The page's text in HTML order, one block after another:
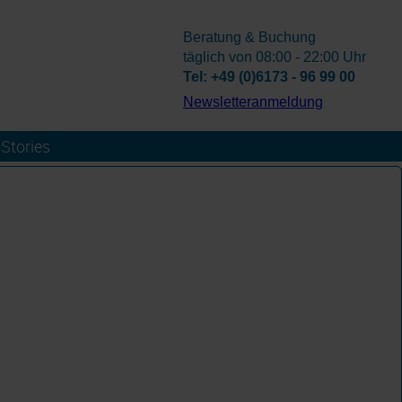
Beratung & Buchung
täglich von 08:00 - 22:00 Uhr
Tel: +49 (0)6173 - 96 99 00
­Newsletteranmeldung